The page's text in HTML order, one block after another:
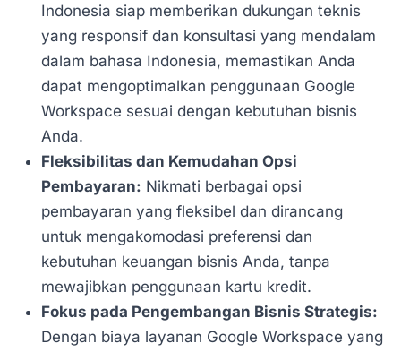
Indonesia siap memberikan dukungan teknis
yang responsif dan konsultasi yang mendalam
dalam bahasa Indonesia, memastikan Anda
dapat mengoptimalkan penggunaan Google
Workspace sesuai dengan kebutuhan bisnis
Anda.
Fleksibilitas dan Kemudahan Opsi
Pembayaran: Nikmati berbagai opsi
pembayaran yang fleksibel dan dirancang
untuk mengakomodasi preferensi dan
kebutuhan keuangan bisnis Anda, tanpa
mewajibkan penggunaan kartu kredit.
Fokus pada Pengembangan Bisnis Strategis:
Dengan biaya layanan Google Workspace yang